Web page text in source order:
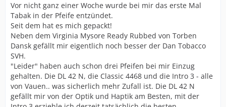
Vor nicht ganz einer Woche wurde bei mir das erste Mal
Tabak in der Pfeife entzündet.
Seit dem hat es mich gepackt!
Neben dem Virginia Mysore Ready Rubbed von Torben
Dansk gefällt mir eigentlich noch besser der Dan Tobacco
SVH.
"Leider" haben auch schon drei Pfeifen bei mir Einzug
gehalten. Die DL 42 N, die Classic 4468 und die Intro 3 - alle
von Vauen.. was sicherlich mehr Zufall ist. Die DL 42 N
gefällt mir von der Optik und Haptik am Besten, mit der